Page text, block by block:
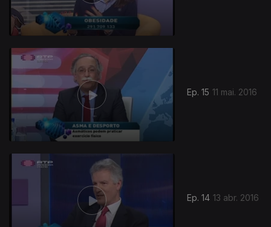
Ep. 15 11 mai. 2016
Ep. 14 13 abr. 2016
229953